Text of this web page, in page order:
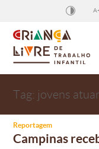
Tag: jovens
Reportagem
Campinas